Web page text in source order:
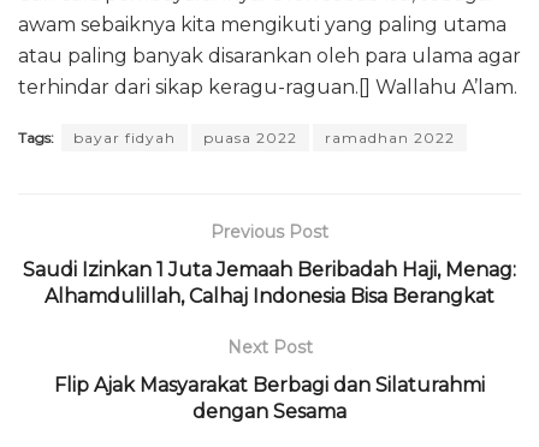
awam sebaiknya kita mengikuti yang paling utama
atau paling banyak disarankan oleh para ulama agar
terhindar dari sikap keragu-raguan.[] Wallahu A’lam.
Tags: bayar fidyah puasa 2022 ramadhan 2022
Previous Post
Saudi Izinkan 1 Juta Jemaah Beribadah Haji, Menag:
Alhamdulillah, Calhaj Indonesia Bisa Berangkat
Next Post
Flip Ajak Masyarakat Berbagi dan Silaturahmi
dengan Sesama